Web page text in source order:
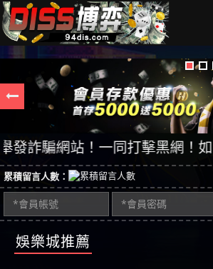
網站！一同打擊黑網！如有
累積留言人數：
娛樂城推薦